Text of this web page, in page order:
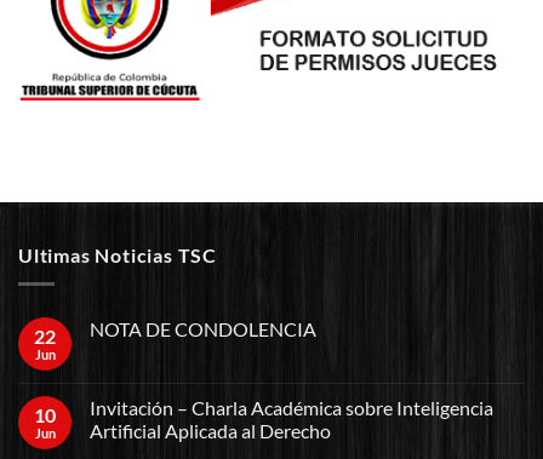
Ultimas Noticias TSC
22
Jun
NOTA DE CONDOLENCIA
10
Jun
Invitación – Charla Académica sobre Inteligencia
Artificial Aplicada al Derecho